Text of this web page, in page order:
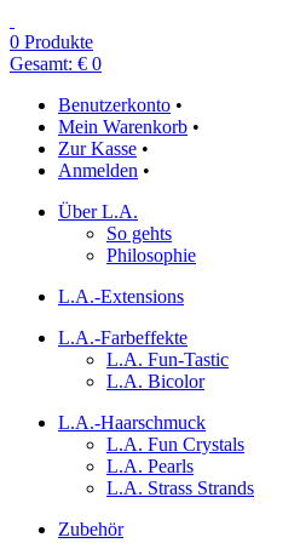
0 Produkte
Gesamt: € 0
Benutzerkonto •
Mein Warenkorb •
Zur Kasse •
Anmelden •
Über L.A.
So gehts
Philosophie
L.A.-Extensions
L.A.-Farbeffekte
L.A. Fun-Tastic
L.A. Bicolor
L.A.-Haarschmuck
L.A. Fun Crystals
L.A. Pearls
L.A. Strass Strands
Zubehör